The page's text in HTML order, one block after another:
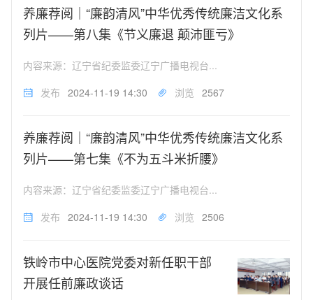
养廉荐阅｜“廉韵清风”中华优秀传统廉洁文化系
列片——第八集《节义廉退 颠沛匪亏》
内容来源：辽宁省纪委监委辽宁广播电视台...
发布 2024-11-19 14:30 浏览 2567
养廉荐阅｜“廉韵清风”中华优秀传统廉洁文化系
列片——第七集《不为五斗米折腰》
内容来源：辽宁省纪委监委辽宁广播电视台...
发布 2024-11-19 14:30 浏览 2506
铁岭市中心医院党委对新任职干部
开展任前廉政谈话